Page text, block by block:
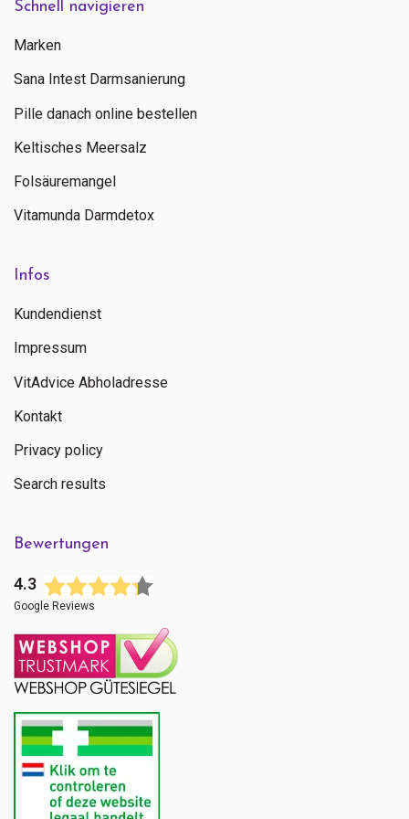
Kontaktieren Sie uns
Mo - Fr: 09:00 - 16:00
Schnell navigieren
Marken
Sana Intest Darmsanierung
Pille danach online bestellen
Keltisches Meersalz
Folsäuremangel
Vitamunda Darmdetox
Infos
Kundendienst
Impressum
VitAdvice Abholadresse
Kontakt
Privacy policy
Search results
Bewertungen
4.3
Google Reviews